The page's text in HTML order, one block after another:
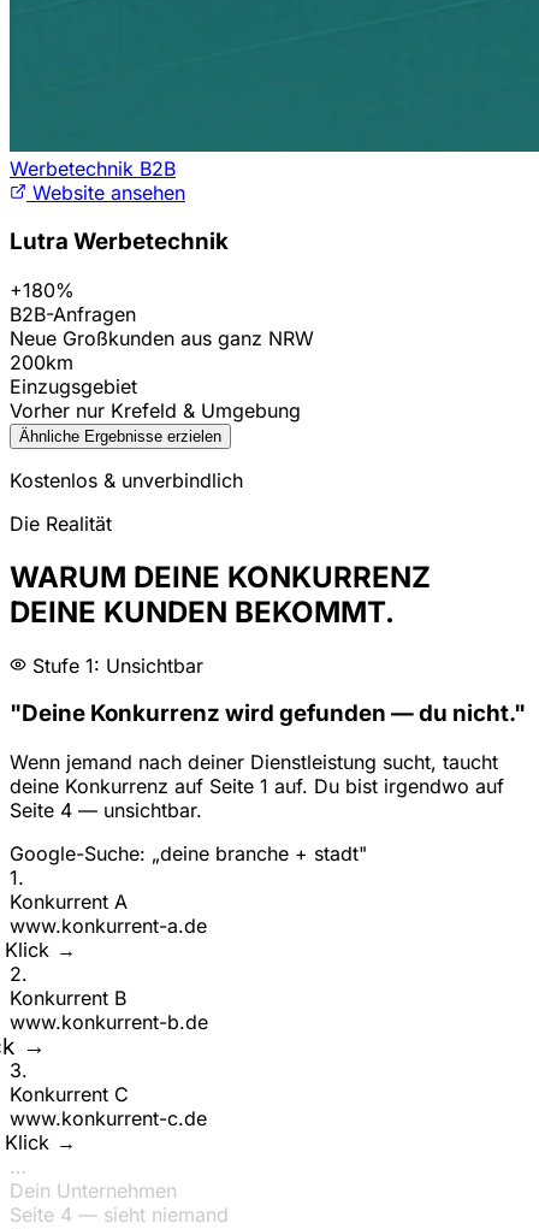
Werbetechnik B2B
Website ansehen
Lutra Werbetechnik
+180%
B2B-Anfragen
Neue Großkunden aus ganz NRW
200km
Einzugsgebiet
Vorher nur Krefeld & Umgebung
Ähnliche Ergebnisse erzielen
Kostenlos & unverbindlich
Die Realität
WARUM DEINE KONKURRENZ
DEINE KUNDEN BEKOMMT.
Stufe 1: Unsichtbar
"Deine Konkurrenz wird gefunden — du nicht."
Wenn jemand nach deiner Dienstleistung sucht, taucht
deine Konkurrenz auf Seite 1 auf. Du bist irgendwo auf
Seite 4 — unsichtbar.
Google-Suche: „deine branche + stadt"
1.
Konkurrent A
www.konkurrent-a.de
→
2.
Konkurrent B
www.konkurrent-b.de
Klick →
3.
Konkurrent C
www.konkurrent-c.de
→
…
Dein Unternehmen
Seite 4 — sieht niemand